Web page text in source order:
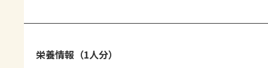
栄養情報（1人分）